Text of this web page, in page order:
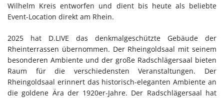
Wilhelm Kreis entworfen und dient bis heute als beliebte
Event-Location direkt am Rhein.
2025 hat D.LIVE das denkmalgeschützte Gebäude der
Rheinterrassen übernommen. Der Rheingoldsaal mit seinem
besonderen Ambiente und der große Radschlägersaal bieten
Raum für die verschiedensten Veranstaltungen. Der
Rheingoldsaal erinnert das historisch-eleganten Ambiente an
die goldene Ära der 1920er-Jahre. Der Radschlägersaal hat